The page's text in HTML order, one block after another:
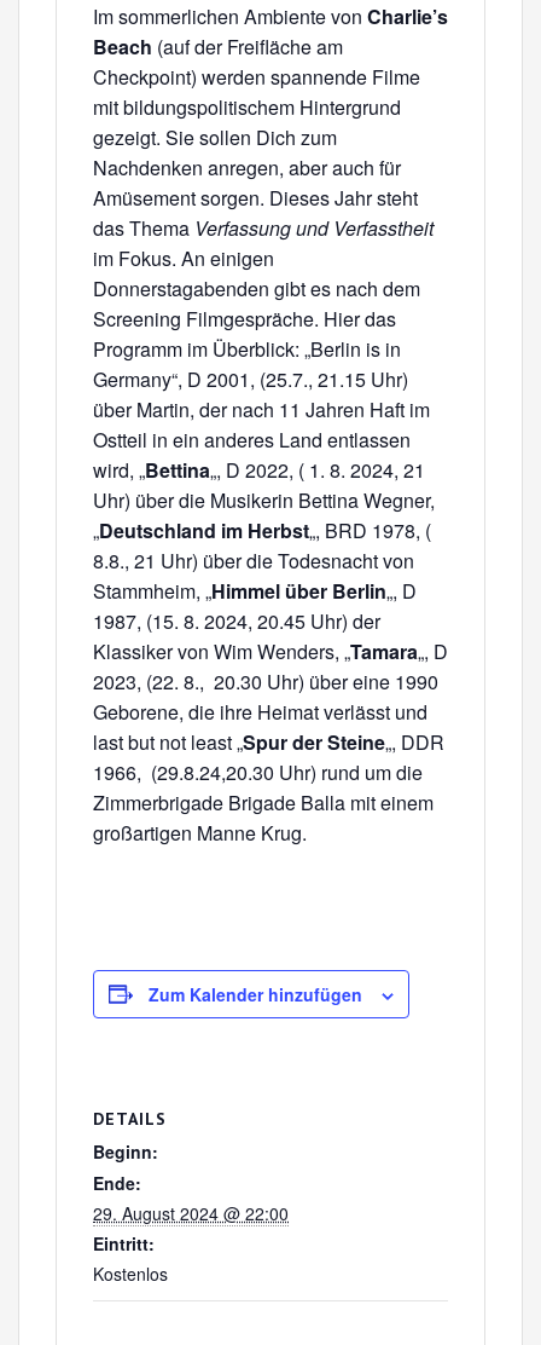
Im sommerlichen Ambiente von Charlie’s
Beach (auf der Freifläche am
Checkpoint) werden spannende Filme
mit bildungspolitischem Hintergrund
gezeigt. Sie sollen Dich zum
Nachdenken anregen, aber auch für
Amüsement sorgen. Dieses Jahr steht
das Thema Verfassung und Verfasstheit
im Fokus. An einigen
Donnerstagabenden gibt es nach dem
Screening Filmgespräche. Hier das
Programm im Überblick: „Berlin is in
Germany“, D 2001, (25.7., 21.15 Uhr)
über Martin, der nach 11 Jahren Haft im
Ostteil in ein anderes Land entlassen
wird, „Bettina„, D 2022, ( 1. 8. 2024, 21
Uhr) über die Musikerin Bettina Wegner,
„Deutschland im Herbst„, BRD 1978, (
8.8., 21 Uhr) über die Todesnacht von
Stammheim, „Himmel über Berlin„, D
1987, (15. 8. 2024, 20.45 Uhr) der
Klassiker von Wim Wenders, „Tamara„, D
2023, (22. 8., 20.30 Uhr) über eine 1990
Geborene, die ihre Heimat verlässt und
last but not least „Spur der Steine„, DDR
1966, (29.8.24,20.30 Uhr) rund um die
Zimmerbrigade Brigade Balla mit einem
großartigen Manne Krug.
Zum Kalender hinzufügen
DETAILS
Beginn:
Ende:
29. August 2024 @ 22:00
Eintritt:
Kostenlos